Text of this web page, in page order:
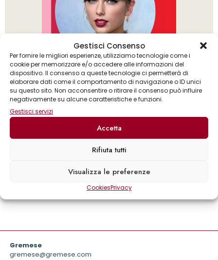
Gestisci Consenso
Per fornire le migliori esperienze, utilizziamo tecnologie come i
cookie per memorizzare e/o accedere alle informazioni del
dispositivo. Il consenso a queste tecnologie ci permetterà di
elaborare dati come il comportamento di navigazione o ID unici
su questo sito. Non acconsentire o ritirare il consenso può influire
negativamente su alcune caratteristiche e funzioni.
Gestisci servizi
Accetta
Rifiuta tutti
Visualizza le preferenze
CookiesPrivacy
Caroline Young
Gremese
gremese@gremese.com